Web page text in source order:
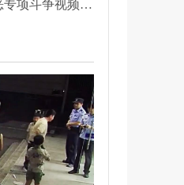
辽宁：全省深化扫黑除恶专项斗争视频会议召开